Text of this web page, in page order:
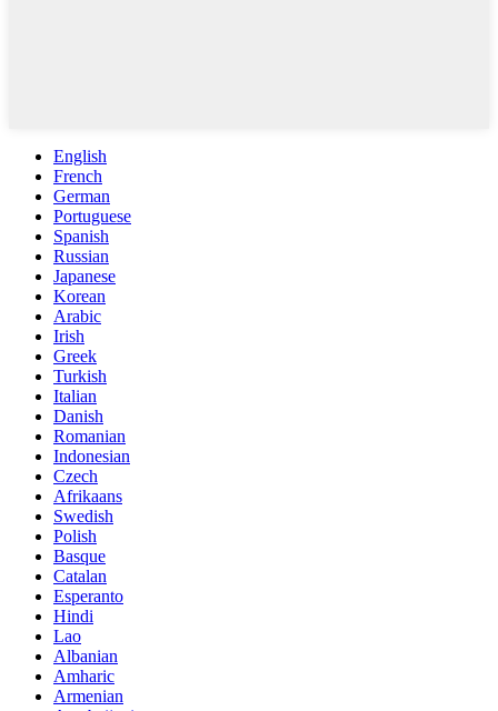
English
French
German
Portuguese
Spanish
Russian
Japanese
Korean
Arabic
Irish
Greek
Turkish
Italian
Danish
Romanian
Indonesian
Czech
Afrikaans
Swedish
Polish
Basque
Catalan
Esperanto
Hindi
Lao
Albanian
Amharic
Armenian